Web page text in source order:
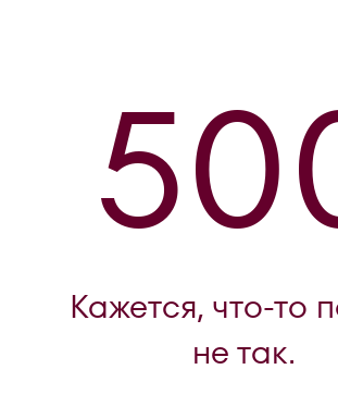
Кажется, что-то
не так.